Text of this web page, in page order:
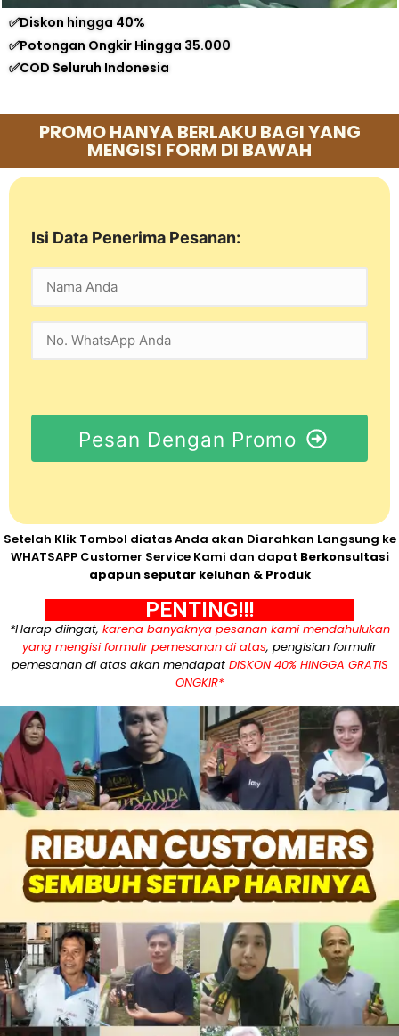
✅Diskon hingga 40%
✅Potongan Ongkir Hingga 35.000
✅COD Seluruh Indonesia
PROMO HANYA BERLAKU BAGI YANG
MENGISI FORM DI BAWAH
Isi Data Penerima Pesanan:
Pesan Dengan Promo
Setelah Klik Tombol diatas Anda akan Diarahkan Langsung ke
WHATSAPP Customer Service Kami dan dapat Berkonsultasi
apapun seputar keluhan & Produk
PENTING!!!
*Harap diingat, karena banyaknya pesanan kami mendahulukan
yang mengisi formulir pemesanan di atas, pengisian formulir
pemesanan di atas akan mendapat DISKON 40% HINGGA GRATIS
ONGKIR*